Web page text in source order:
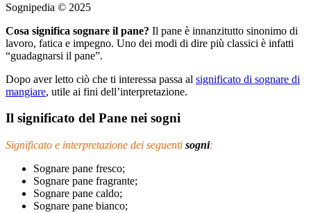
Sognipedia © 2025
Cosa significa sognare il pane? Il pane è innanzitutto sinonimo di
lavoro, fatica e impegno. Uno dei modi di dire più classici è infatti
“guadagnarsi il pane”.
Dopo aver letto ciò che ti interessa passa al significato di sognare di
mangiare, utile ai fini dell’interpretazione.
Il significato del Pane nei sogni
Significato e interpretazione dei seguenti sogni:
Sognare pane fresco;
Sognare pane fragrante;
Sognare pane caldo;
Sognare pane bianco;